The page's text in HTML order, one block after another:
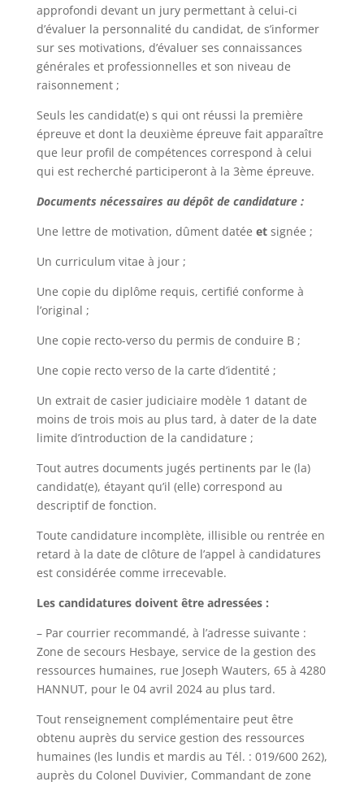
approfondi devant un jury permettant à celui-ci
d’évaluer la personnalité du candidat, de s’informer
sur ses motivations, d’évaluer ses connaissances
générales et professionnelles et son niveau de
raisonnement ;
Seuls les candidat(e) s qui ont réussi la première
épreuve et dont la deuxième épreuve fait apparaître
que leur profil de compétences correspond à celui
qui est recherché participeront à la 3ème épreuve.
Documents nécessaires au dépôt de candidature :
Une lettre de motivation, dûment datée et signée ;
Un curriculum vitae à jour ;
Une copie du diplôme requis, certifié conforme à
l’original ;
Une copie recto-verso du permis de conduire B ;
Une copie recto verso de la carte d’identité ;
Un extrait de casier judiciaire modèle 1 datant de
moins de trois mois au plus tard, à dater de la date
limite d’introduction de la candidature ;
Tout autres documents jugés pertinents par le (la)
candidat(e), étayant qu’il (elle) correspond au
descriptif de fonction.
Toute candidature incomplète, illisible ou rentrée en
retard à la date de clôture de l’appel à candidatures
est considérée comme irrecevable.
Les candidatures doivent être adressées :
– Par courrier recommandé, à l’adresse suivante :
Zone de secours Hesbaye, service de la gestion des
ressources humaines, rue Joseph Wauters, 65 à 4280
HANNUT, pour le 04 avril 2024 au plus tard.
Tout renseignement complémentaire peut être
obtenu auprès du service gestion des ressources
humaines (les lundis et mardis au Tél. : 019/600 262),
auprès du Colonel Duvivier, Commandant de zone